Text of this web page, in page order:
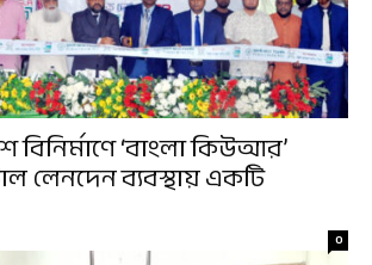
বিনির্মাণে ‘বাংলা কিউআর’
লেনদেন ব্যবস্থায় একটি
0